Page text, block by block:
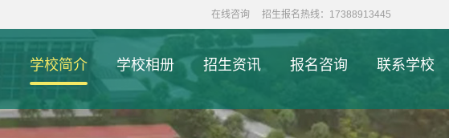
在线咨询 招生报名热线：17388913445
学校简介 学校相册 招生资讯 报名咨询 联系学校